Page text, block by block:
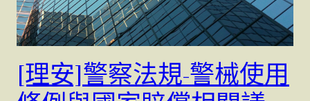
[理安]警察法規-警械使用